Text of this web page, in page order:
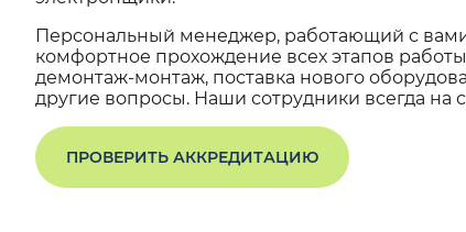
Персональный менеджер, работающий с
комфортное прохождение всех этапов
демонтаж-монтаж, поставка нового
другие вопросы. Наши сотрудники всегда на
ПРОВЕРИТЬ АККРЕДИТАЦИЮ